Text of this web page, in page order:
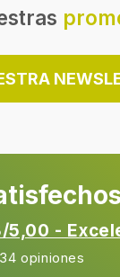
5,00 -
opiniones